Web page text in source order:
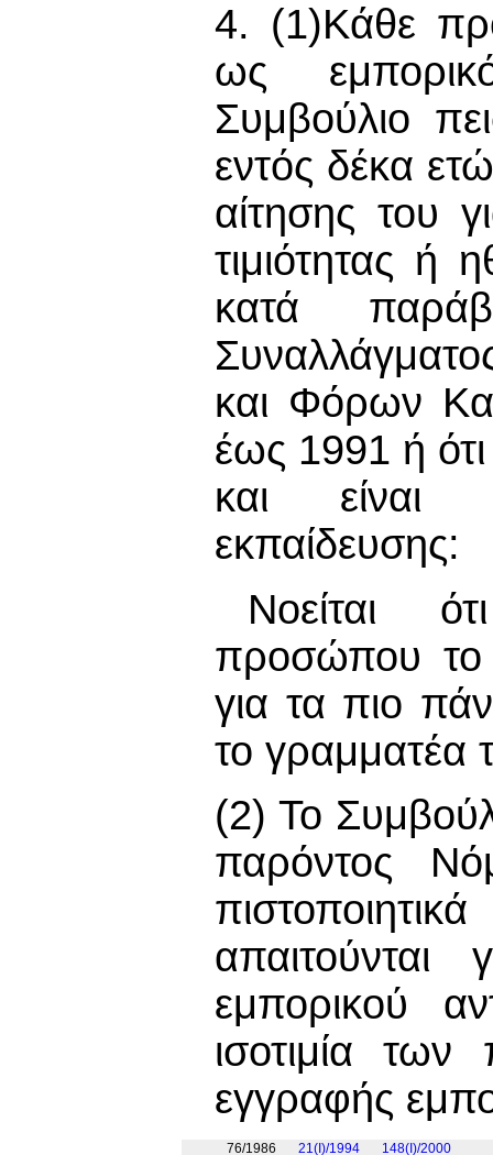
4. (1)Κάθε
ως
Συμβούλιο
εντός δέκα
αίτησης του
τιμιότητας ή
κατά
και Φόρων
έως 1991 ή
και είναι
εκπαίδευσης:
Νοείται
προσώπου το
για τα πιο
το γραμματέα
(2) Το
παρόντος
εμπορικού
ισοτιμία
εγγραφής
76/1986 21(I)/1994 148(I)/2000